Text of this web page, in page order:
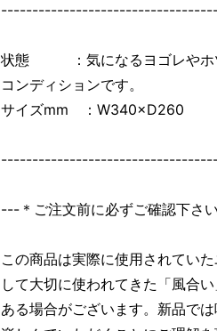
状態 ：気になるヨゴレやホツ
コンディションです。
サイズmm ：W340×D260
---＊ご注文前に必ずご確認下さ
この商品は実際に使用されてい
して大切に使われてきた「風合
ある場合がございます。新品で